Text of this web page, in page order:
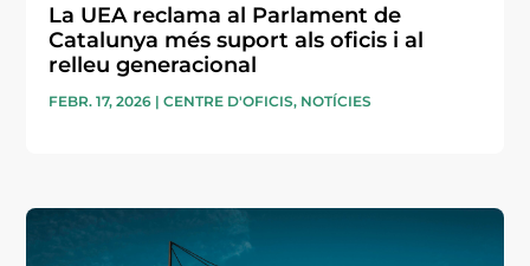
La UEA reclama al Parlament de
Catalunya més suport als oficis i al
relleu generacional
FEBR. 17, 2026 |CENTRE D'OFICIS, NOTÍCIES